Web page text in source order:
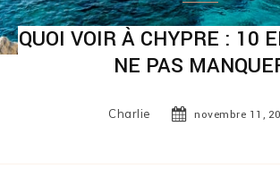
QUOI VOIR À CHYPRE : 10
NE PAS
Charlie novembre 11,